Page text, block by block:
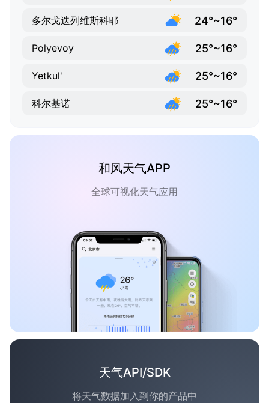
多尔戈迭列维斯科耶 24°~16°
Polyevoy 25°~16°
Yetkul' 25°~16°
科尔基诺 25°~16°
和风天气APP
全球可视化天气应用
天气API/SDK
将天气数据加入到你的产品中